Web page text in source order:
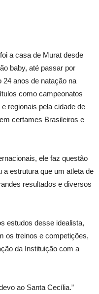
a casa de Murat desde
baby, até passar por
24 anos de natação na
como campeonatos
regionais pela cidade de
certames Brasileiros e
ele faz questão
a estrutura que um atleta de
resultados e diversos
estudos desse idealista,
os treinos e competições,
da Instituição com a
ao Santa Cecília.”